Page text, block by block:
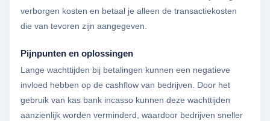
verborgen kosten en betaal je alleen de transactiekosten
die van tevoren zijn aangegeven.
Pijnpunten en oplossingen
Lange wachttijden bij betalingen kunnen een negatieve
invloed hebben op de cashflow van bedrijven. Door het
gebruik van kas bank incasso kunnen deze wachttijden
aanzienlijk worden verminderd, waardoor bedrijven sneller